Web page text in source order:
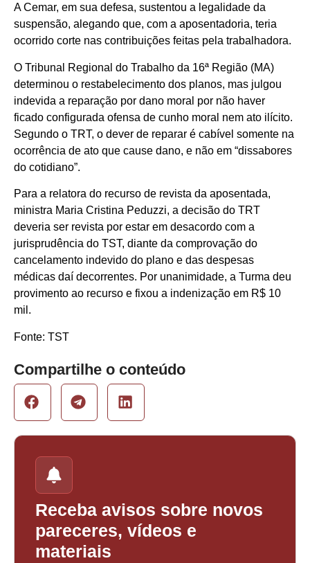
A Cemar, em sua defesa, sustentou a legalidade da
suspensão, alegando que, com a aposentadoria, teria
ocorrido corte nas contribuições feitas pela trabalhadora.
O Tribunal Regional do Trabalho da 16ª Região (MA)
determinou o restabelecimento dos planos, mas julgou
indevida a reparação por dano moral por não haver
ficado configurada ofensa de cunho moral nem ato ilícito.
Segundo o TRT, o dever de reparar é cabível somente na
ocorrência de ato que cause dano, e não em “dissabores
do cotidiano”.
Para a relatora do recurso de revista da aposentada,
ministra Maria Cristina Peduzzi, a decisão do TRT
deveria ser revista por estar em desacordo com a
jurisprudência do TST, diante da comprovação do
cancelamento indevido do plano e das despesas
médicas daí decorrentes. Por unanimidade, a Turma deu
provimento ao recurso e fixou a indenização em R$ 10
mil.
Fonte: TST
Compartilhe o conteúdo
Receba avisos sobre novos
pareceres, vídeos e
materiais